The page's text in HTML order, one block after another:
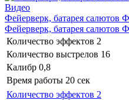
Видео
Фейерверк, батарея
Фейерверк, батарея
Количество эффектов 2
Количество выстрелов 16
Калибр 0,8
Время работы 20 сек
Количество эффектов 2